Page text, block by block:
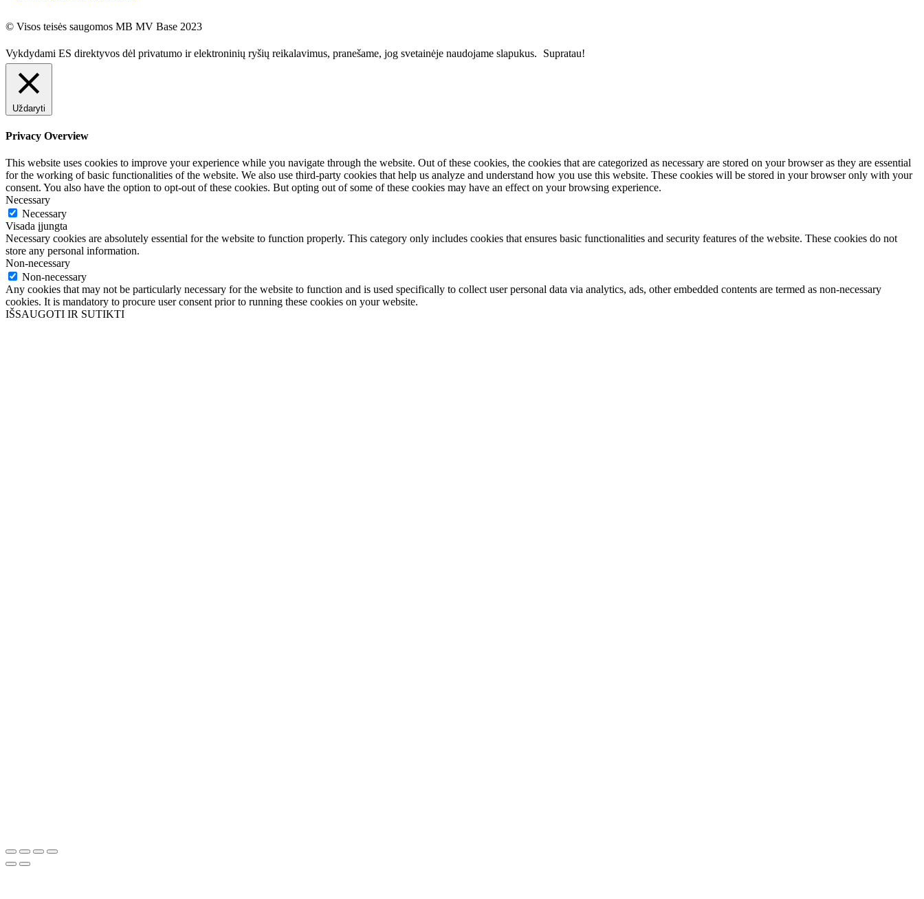
© Visos teisės saugomos MB MV Base 2023
Vykdydami ES direktyvos dėl privatumo ir elektroninių ryšių reikalavimus, pranešame, jog svetainėje naudojame slapukus. Supratau!
Uždaryti
Privacy Overview
This website uses cookies to improve your experience while you navigate through the website. Out of these cookies, the cookies that are categorized as necessary are stored on your browser as they are essential
for the working of basic functionalities of the website. We also use third-party cookies that help us analyze and understand how you use this website. These cookies will be stored in your browser only with your
consent. You also have the option to opt-out of these cookies. But opting out of some of these cookies may have an effect on your browsing experience.
Necessary
Necessary
Visada įjungta
Necessary cookies are absolutely essential for the website to function properly. This category only includes cookies that ensures basic functionalities and security features of the website. These cookies do not
store any personal information.
Non-necessary
Non-necessary
Any cookies that may not be particularly necessary for the website to function and is used specifically to collect user personal data via analytics, ads, other embedded contents are termed as non-necessary
cookies. It is mandatory to procure user consent prior to running these cookies on your website.
IŠSAUGOTI IR SUTIKTI